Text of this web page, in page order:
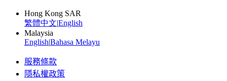
Hong Kong SAR
繁體中文|English
Malaysia
English|Bahasa Melayu
服務條款
隱私權政策